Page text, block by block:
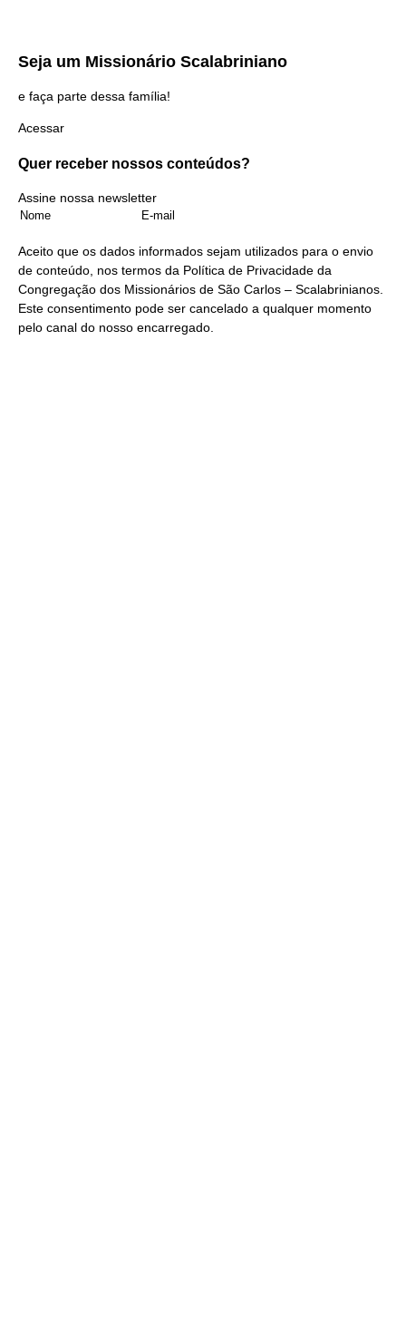
Seja um Missionário Scalabriniano
e faça parte dessa família!
Acessar
Quer receber nossos conteúdos?
Assine nossa newsletter
Aceito que os dados informados sejam utilizados para o envio
de conteúdo, nos termos da Política de Privacidade da
Congregação dos Missionários de São Carlos – Scalabrinianos.
Este consentimento pode ser cancelado a qualquer momento
pelo canal do nosso encarregado.